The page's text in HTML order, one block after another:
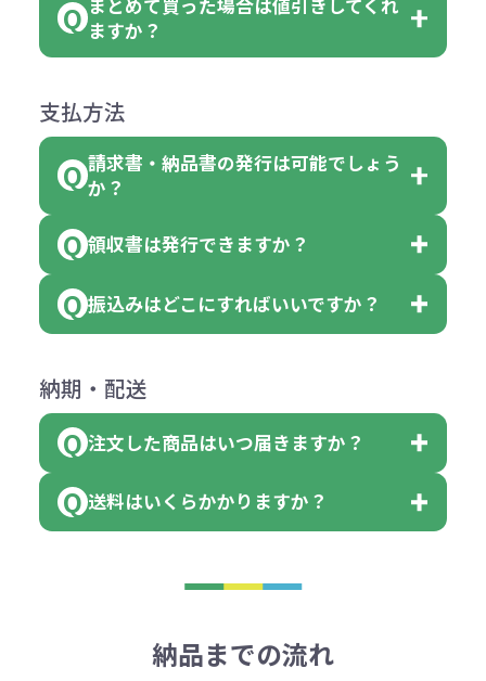
但し、ロゴなど名入れ印刷をされる
費用）
色指定できる商品に付きましては商
品詳細の購入の所で色が選べるよう
になっております。
クエアトート」を300個注文した場
クエアトート」は10個単位でしたら
色を指定出来るので、ピンクを100
個、ブルーを90個、イエローを110
【色指定の仕方】
に必要な個数を入力ください。
※10個単位など購入できる単位が決
はまらない数を入力すると、アラー
アラートに従って数を調整してくだ
●初期不良または不良品（破損、故
障）の場合
合
●名入れ、オリジナルの内容が異な
っていた場合
または返金にて対応させていただき
ます。
その際不良品については送料着払い
ください。
（商品の状態により、対応が変わる
※不良商品をご返却いただけない場
います。あらかじめご了承くださ
※不良商品は商品到着後7営業日以
名入れありの場合の代金の計算方法
は下記の通りです。
計算例：
＜1色印刷の場合＞
（提供価格（商品代）+名入れ費用
（印刷代））×枚数+製版代
（提供価格（商品代）+名入れ費用
×色数
※例えば2色印刷の場合には、名入
れ費用が2倍、製版代が2倍必要で
す。
相談下さい。
なお、印刷代はボリュームディスカ
ますか？
商品によりますが、お見積もりさせ
ていただきます。
見積もりサポートから個別でお問い
支払方法
請求書・納品書の発行は可能でしょう
か？
会員様はマイページより各種帳票の
ダウンロードが可能です。
詳しくはこちらはご確認ください。
領収書のダウンロード
領収書は発行できますか？
会員様はマイページより各種帳票の
詳しくはこちらはご確認ください。
領収書のダウンロード
振込みはどこにすればいいですか？
下記口座にお願いします。
■三菱UFJ銀行
小田井支店（おたいしてん）
■ゆうちょ銀行（振替口座）
口座名 株式会社モノベーション
納期・配送
注文した商品はいつ届きますか？
既製品の場合、ご入金確認後3営業
ご入金確認後約3週間となります。
定しているものもあります。
送料はいくらかかりますか？
き別途申し受けます。
納品までの流れ